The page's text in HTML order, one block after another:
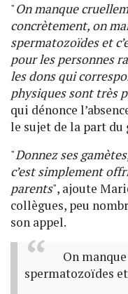
"On manque
concrètement, on
spermatozoïdes et
pour les personnes
les dons qui
physiques sont très
qui dénonce
le sujet de la part du
"Donnez ses
c’est simplement
parents", ajoute
collègues, peu
son appel.
On
spermatozoïdes